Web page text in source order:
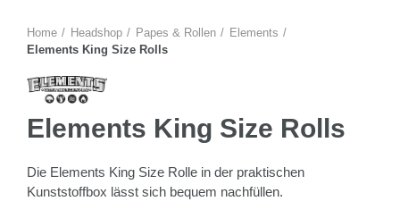
Home Headshop Papes & Rollen
Elements
Elements King Size Rolls
Elements King Size Rolls
Die Elements King Size Rolle in der praktischen
Kunststoffbox lässt sich bequem nachfüllen.